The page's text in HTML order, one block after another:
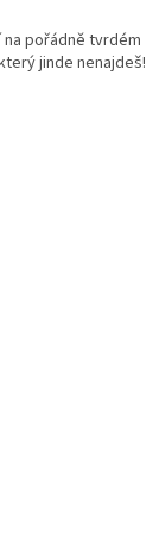
pořádně tvrdém
jinde nenajdeš!